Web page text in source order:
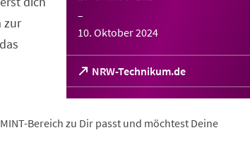
–
10. Oktober 2024
NRW-Technikum.de
(Öffnet
in
einem
Tab)
zur
Bereich zu Dir passt und möchtest Deine